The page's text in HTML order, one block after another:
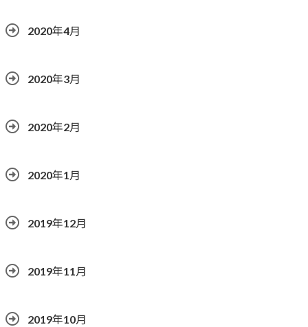
2020年4月
2020年3月
2020年2月
2020年1月
2019年12月
2019年11月
2019年10月